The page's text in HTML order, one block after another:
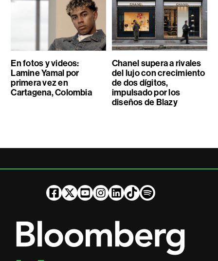
En fotos y videos:
Lamine Yamal por
primera vez en
Cartagena, Colombia
Chanel supera a rivales
del lujo con crecimiento
de dos dígitos,
impulsado por los
diseños de Blazy